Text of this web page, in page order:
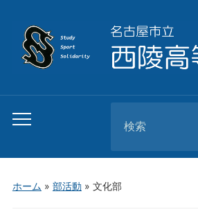
Toggle
menu
for:
ホーム » 部活動 » 文化部